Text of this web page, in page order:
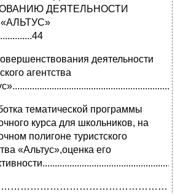
ДЕЯТЕЛЬНОСТИ
деятельности
агентства
тематической программы
курса для школьников, на
полигоне туристского
«Альтус»,оценка его